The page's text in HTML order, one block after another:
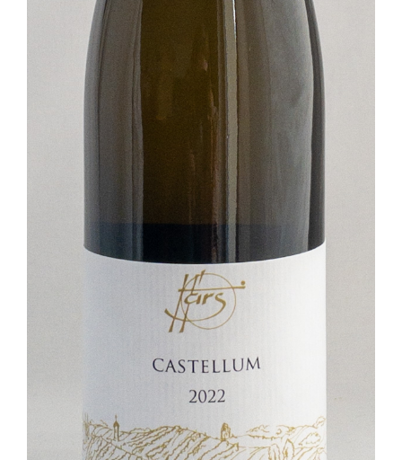
Biotermesztés
Borkóstoló
Kosár
Pénztár
A fiókom
ÁSZF
Szállítási feltételek
Segítség
Adatkezelési nyilatkozat
Partnereink
Galéria